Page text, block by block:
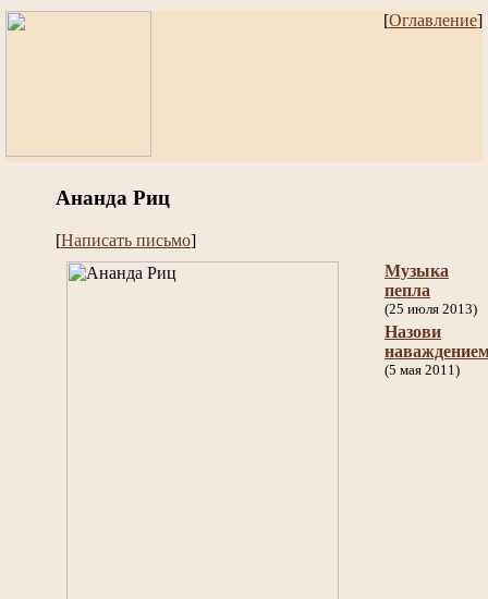
[Оглавление]
Ананда Риц
[Написать письмо]
Музыка
пепла
(25 июля 2013)
Назови
(5 мая 2011)